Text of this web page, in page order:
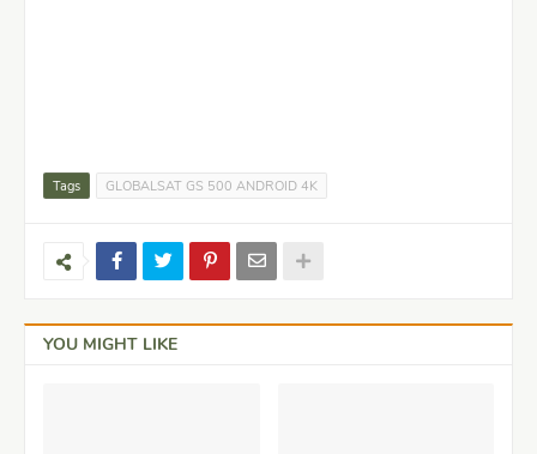
Tags GLOBALSAT GS 500 ANDROID 4K
YOU MIGHT LIKE